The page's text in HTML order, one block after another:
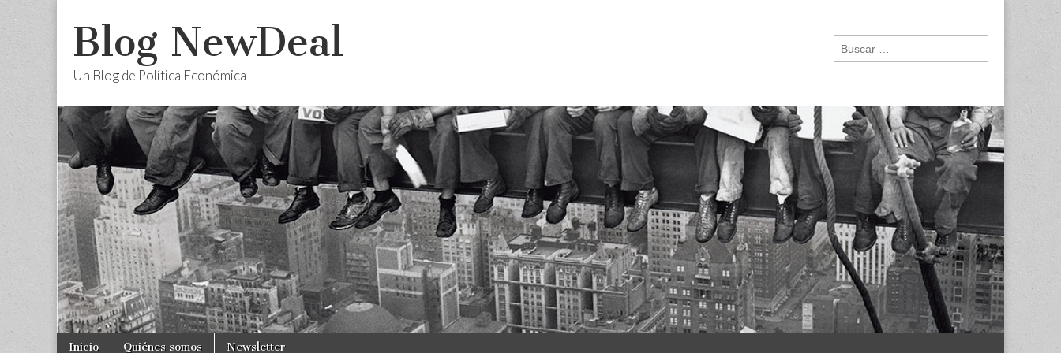
Blog NewDeal
Un Blog de Política Económica
Buscar:
Main
Skip
Inicio Quiénes somos Newsletter